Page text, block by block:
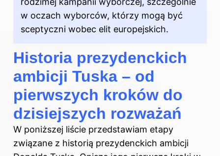
w oczach wyborców, którzy mogą być
sceptyczni wobec elit europejskich.
Historia prezydenckich
ambicji Tuska – od
pierwszych kroków do
dzisiejszych rozważań
W poniższej liście przedstawiam etapy
związane z historią prezydenckich ambicji